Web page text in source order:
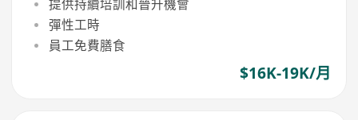
提供持續培訓和晉升機會
彈性工時
員工免費膳食
$16K-19K/月